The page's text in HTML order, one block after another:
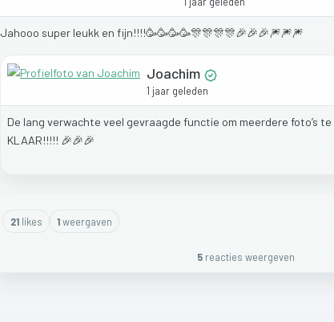
Jahooo super leukk en fijn!!!!🥳🥳🥳🥳🎊🎊🎊🎊🎉🎉🎉🎆🎆🎆
Joachim
1 jaar geleden
De lang verwachte veel gevraagde functie om meerdere foto’s te
KLAAR!!!!! 🎉🎉🎉
21likes 1weergaven
5 reacties weergeven